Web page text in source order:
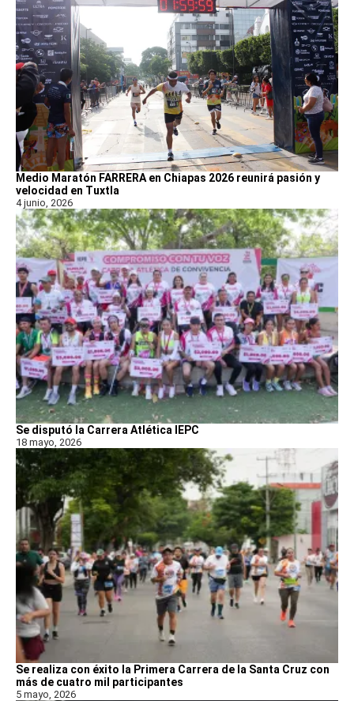
Medio Maratón FARRERA en Chiapas 2026 reunirá pasión y
velocidad en Tuxtla
4 junio, 2026
Se disputó la Carrera Atlética IEPC
18 mayo, 2026
Se realiza con éxito la Primera Carrera de la Santa Cruz con
más de cuatro mil participantes
5 mayo, 2026